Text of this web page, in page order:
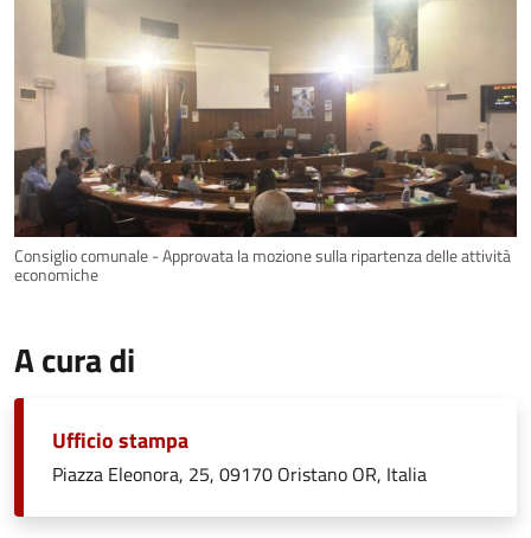
Consiglio comunale - Approvata la mozione sulla ripartenza delle attività
economiche
A cura di
Ufficio stampa
Piazza Eleonora, 25, 09170 Oristano OR, Italia